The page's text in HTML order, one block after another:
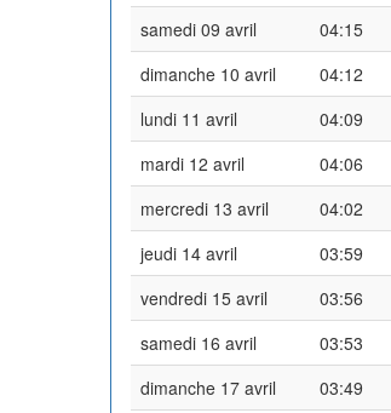
samedi 09 avril
04:15
dimanche 10 avril
04:12
lundi 11 avril
04:09
mardi 12 avril
04:06
mercredi 13 avril
04:02
jeudi 14 avril
03:59
vendredi 15 avril
03:56
samedi 16 avril
03:53
dimanche 17 avril
03:49